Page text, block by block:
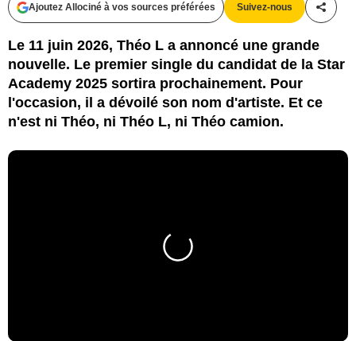
Ajoutez Allociné à vos sources préférées Suivez-nous
Le 11 juin 2026, Théo L a annoncé une grande
nouvelle. Le premier single du candidat de la Star
Academy 2025 sortira prochainement. Pour
l'occasion, il a dévoilé son nom d'artiste. Et ce
n'est ni Théo, ni Théo L, ni Théo camion.